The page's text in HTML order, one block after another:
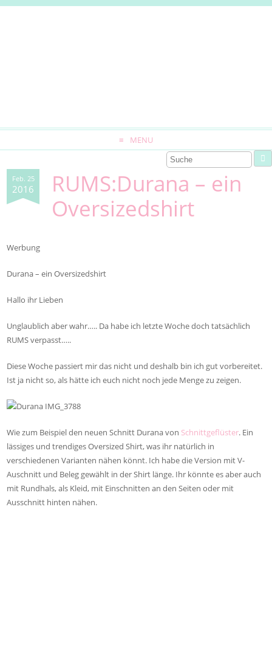
MENU
Feb. 25
2016
RUMS:Durana – ein
Oversizedshirt
Werbung
Durana – ein Oversizedshirt
Hallo ihr Lieben
Unglaublich aber wahr….. Da habe ich letzte Woche doch tatsächlich
RUMS verpasst…..
Diese Woche passiert mir das nicht und deshalb bin ich gut vorbereitet.
Ist ja nicht so, als hätte ich euch nicht noch jede Menge zu zeigen.
Wie zum Beispiel den neuen Schnitt Durana von Schnittgeflüster. Ein
lässiges und trendiges Oversized Shirt, was ihr natürlich in
verschiedenen Varianten nähen könnt. Ich habe die Version mit V-
Auschnitt und Beleg gewählt in der Shirt länge. Ihr könnte es aber auch
mit Rundhals, als Kleid, mit Einschnitten an den Seiten oder mit
Ausschnitt hinten nähen.